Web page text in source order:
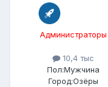
Администраторы
10,4 тыс
Пол:Мужчина
Город:Озёры